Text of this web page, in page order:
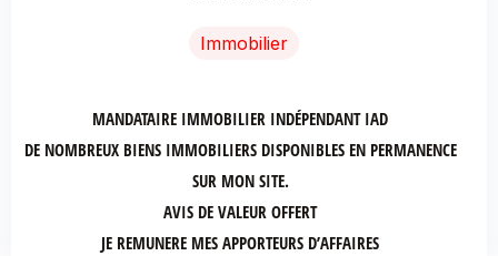
Immobilier
MANDATAIRE IMMOBILIER INDÉPENDANT IAD
DE NOMBREUX BIENS IMMOBILIERS DISPONIBLES EN PERMANENCE
SUR MON SITE.
AVIS DE VALEUR OFFERT
JE REMUNERE MES APPORTEURS D’AFFAIRES